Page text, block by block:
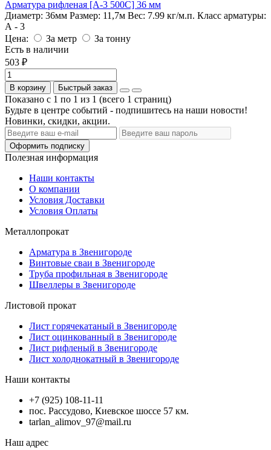
Арматура рифленая [А-3 500С] 36 мм
Диаметр: 36мм Размер: 11,7м Вес: 7.99 кг/м.п. Класс арматуры:
А - 3
Цена:
За метр
За тонну
Есть в наличии
503 ₽
В корзину Быстрый заказ
Показано с 1 по 1 из 1 (всего 1 страниц)
Будьте в центре событий - подпишитесь на наши новости!
Новинки, скидки, акции.
Оформить подписку
Полезная информация
Наши контакты
О компании
Условия Доставки
Условия Оплаты
Металлопрокат
Арматура в Звенигороде
Винтовые сваи в Звенигороде
Труба профильная в Звенигороде
Швеллеры в Звенигороде
Листовой прокат
Лист горячекатаный в Звенигороде
Лист оцинкованный в Звенигороде
Лист рифленый в Звенигороде
Лист холоднокатный в Звенигороде
Наши контакты
+7 (925) 108-11-11
пос. Рассудово, Киевское шоссе 57 км.
tarlan_alimov_97@mail.ru
Наш адрес